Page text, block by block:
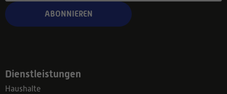
ABONNIEREN
Dienstleistungen
Haushalte